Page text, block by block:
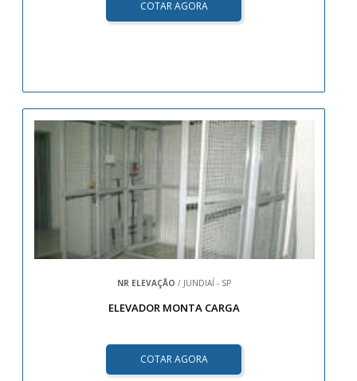
COTAR AGORA
NR ELEVAÇÃO / JUNDIAÍ - SP
ELEVADOR MONTA CARGA
COTAR AGORA